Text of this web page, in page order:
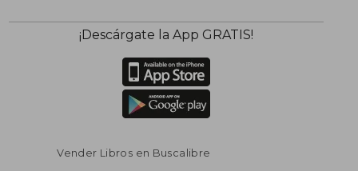
¡Descárgate la App GRATIS!
Vender Libros en Buscalibre